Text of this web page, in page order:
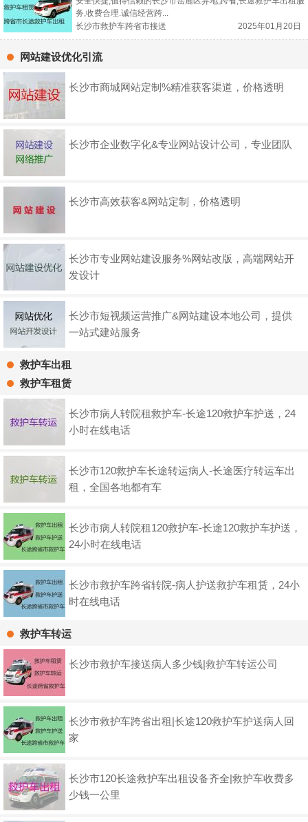
务,收费合理.诚信经营跨...
长沙市救护车跨省市接送
2025年01月20日
网站建设优化引流
长沙市商城网站定制%精准获客渠道，价格透明
长沙市企业数字化&专业网站设计公司，专业团队
长沙市高效获客&网站定制，价格透明
长沙市专业网站建设服务%网站改版，高端网站开
发设计
长沙市短视频运营推广&网站建设本地公司，提供
一站式建站服务
救护车出租
救护车租赁
长沙市病人转院租救护车-长途120救护车护送，24
小时在线电话
长沙市120救护车长途转运病人-长途医疗转运车出
租，全国各地都有车
长沙市病人转院租120救护车-长途120救护车护送，
24小时在线电话
长沙市救护车跨省转院-病人护送救护车租赁，24小
时在线电话
救护车转运
长沙市救护车接送病人多少钱|救护车转运公司
长沙市救护车跨省出租|长途120救护车护送病人回
家
长沙市120长途救护车出租设备齐全|救护车收费多
少钱一公里